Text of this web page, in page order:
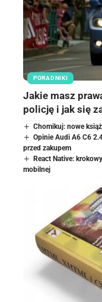
PORADNIKI
Jakie masz
policję i jak się
Chomikuj: nowe
Opinie Audi A6 C6
przed zakupem
React Native:
mobilnej